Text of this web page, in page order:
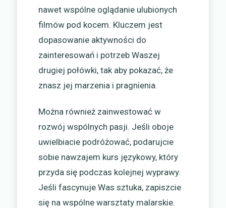
nawet wspólne oglądanie ulubionych
filmów pod kocem. Kluczem jest
dopasowanie aktywności do
zainteresowań i potrzeb Waszej
drugiej połówki, tak aby pokazać, że
znasz jej marzenia i pragnienia.
Można również zainwestować w
rozwój wspólnych pasji. Jeśli oboje
uwielbiacie podróżować, podarujcie
sobie nawzajem kurs językowy, który
przyda się podczas kolejnej wyprawy.
Jeśli fascynuje Was sztuka, zapiszcie
się na wspólne warsztaty malarskie.